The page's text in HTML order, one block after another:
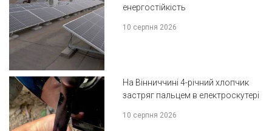
енергостійкість
10 серпня 2026
На Вінниччині 4-річний хлопчик
застряг пальцем в електроскутері
10 серпня 2026